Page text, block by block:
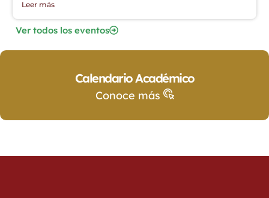
Leer más
Ver todos los eventos
Calendario Académico
Conoce más